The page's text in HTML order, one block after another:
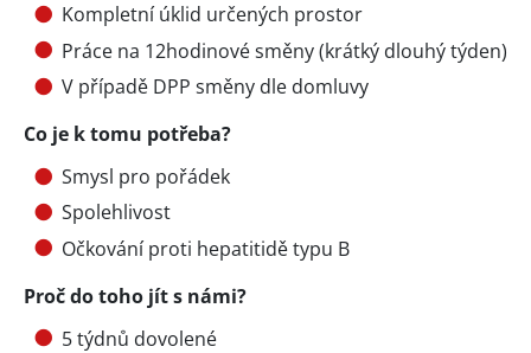
Kompletní úklid určených prostor
Práce na 12hodinové směny (krátký dlouhý týden)
V případě DPP směny dle domluvy
Co je k tomu potřeba?
Smysl pro pořádek
Spolehlivost
Očkování proti hepatitidě typu B
Proč do toho jít s námi?
5 týdnů dovolené